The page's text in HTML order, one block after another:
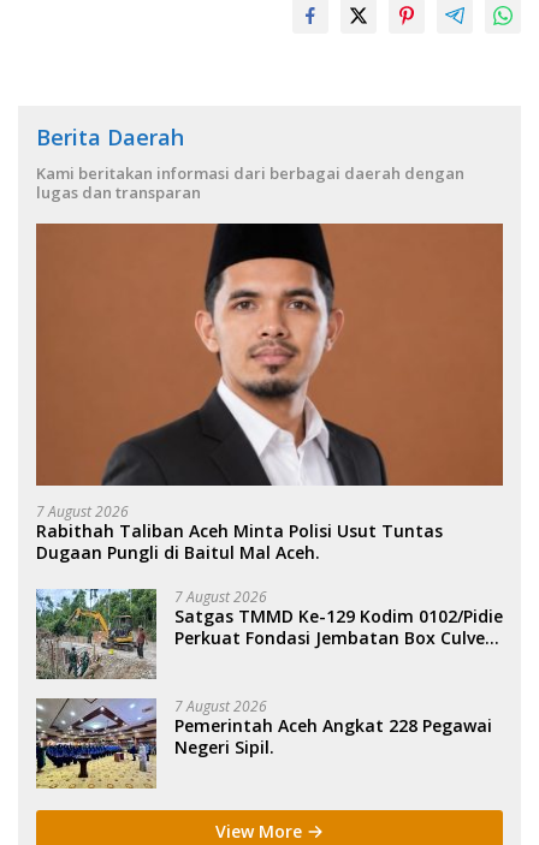
Berita Daerah
Kami beritakan informasi dari berbagai daerah dengan
lugas dan transparan
7 August 2026
Rabithah Taliban Aceh Minta Polisi Usut Tuntas
Dugaan Pungli di Baitul Mal Aceh.
7 August 2026
Satgas TMMD Ke-129 Kodim 0102/Pidie
Perkuat Fondasi Jembatan Box Culvert
7 August 2026
Pemerintah Aceh Angkat 228 Pegawai
Negeri Sipil.
View More